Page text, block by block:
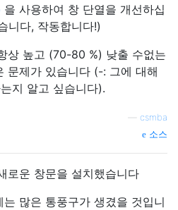
을 사용하여 창 단열을 개선하십
니다, 작동합니다!)
상 높고 (70-80 %) 낮출 수없는
문제가 있습니다 (-: 그에 대해
지 알고 싶습니다).
csmba
소스
로운 창문을 설치했습니다
는 많은 통풍구가 생겼을 것입니